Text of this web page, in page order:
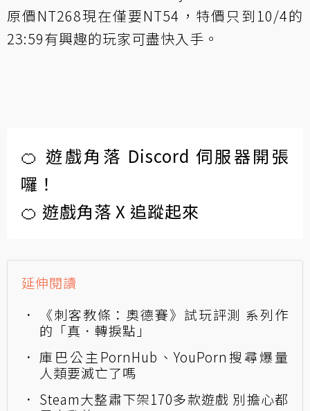
原價NT268現在僅要NT54，特價只到10/4的
23:59有興趣的玩家可盡快入手。
🍊 遊戲角落 Discord 伺服器開張
囉！
🍊 遊戲角落 X 追蹤起來
延伸閱讀
《刺客教條：奧德賽》試玩評測 系列作
的「真．轉捩點」
庫巴公主PornHub、YouPorn搜尋爆量
人類要滅亡了嗎
Steam大整肅下架170多款遊戲 別擔心都